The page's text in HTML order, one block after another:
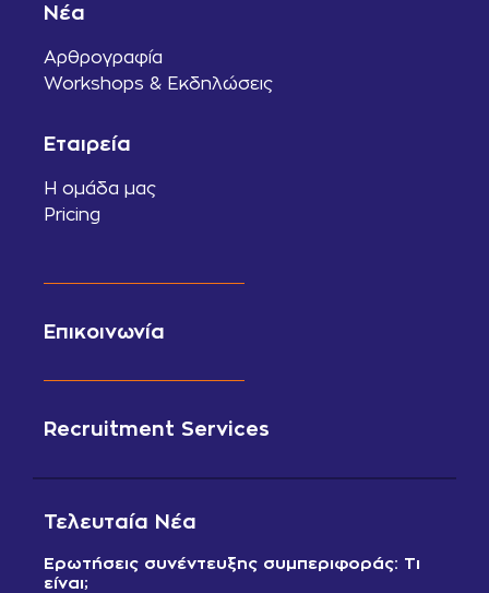
Νέα
Αρθρογραφία
Workshops & Εκδηλώσεις
Εταιρεία
Η ομάδα μας
Pricing
Επικοινωνία
Recruitment Services
Τελευταία Νέα
Ερωτήσεις συνέντευξης συμπεριφοράς: Τι
είναι;